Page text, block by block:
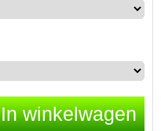
In winkelwagen